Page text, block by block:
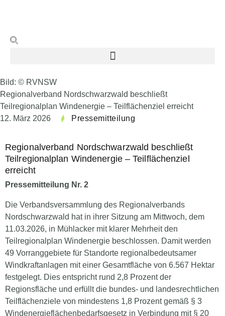
Bild: © RVNSW
Regionalverband Nordschwarzwald beschließt
Teilregionalplan Windenergie – Teilflächenziel erreicht
12. März 2026
Pressemitteilung
Regionalverband Nordschwarzwald beschließt
Teilregionalplan Windenergie – Teilflächenziel
erreicht
Pressemitteilung Nr. 2
Die Verbandsversammlung des Regionalverbands
Nordschwarzwald hat in ihrer Sitzung am Mittwoch, dem
11.03.2026, in Mühlacker mit klarer Mehrheit den
Teilregionalplan Windenergie beschlossen. Damit werden
49 Vorranggebiete für Standorte regionalbedeutsamer
Windkraftanlagen mit einer Gesamtfläche von 6.567 Hektar
festgelegt. Dies entspricht rund 2,8 Prozent der
Regionsfläche und erfüllt die bundes- und landesrechtlichen
Teilflächenziele von mindestens 1,8 Prozent gemäß § 3
Windenergieflächenbedarfsgesetz in Verbindung mit § 20